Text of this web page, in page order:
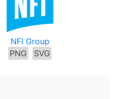
NFI Group
PNG
SVG